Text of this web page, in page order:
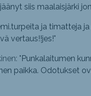
siis maalaisjärki
ja timatteja
vertaus!!jes!"
"Punkalaitumen
paikka. Odotukset